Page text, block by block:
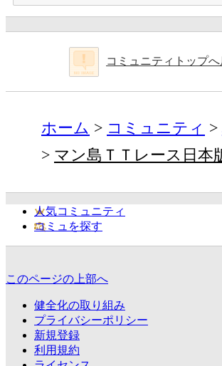
コミュニティトップへ
ホーム コミュニティ
マン島ＴＴレース日本
人気コミュニティ
コミュを探す
このページの上部へ
健全化の取り組み
プライバシーポリシー
新規登録
利用規約